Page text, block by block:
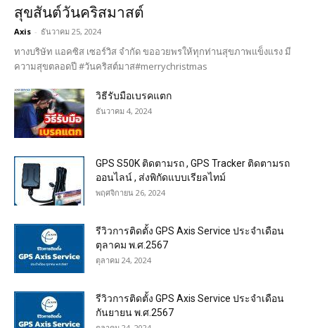
สุขสันต์วันคริสมาสต์
Axis - ธันวาคม 25, 2024
ทางบริษัท แอคซิส เซอร์วิส จำกัด ขออวยพรให้ทุกท่านสุขภาพแข็งแรง มี
ความสุขตลอดปี #วันคริสต์มาส#merrychristmas
วิธีรับมือเบรคแตก
ธันวาคม 4, 2024
GPS S50K ติดตามรถ , GPS Tracker ติดตามรถ
ออนไลน์ , ส่งพิกัดแบบเรียลไทม์
พฤศจิกายน 26, 2024
รีวิวการติดตั้ง GPS Axis Service ประจำเดือน
ตุลาคม พ.ศ.2567
ตุลาคม 24, 2024
รีวิวการติดตั้ง GPS Axis Service ประจำเดือน
กันยายน พ.ศ.2567